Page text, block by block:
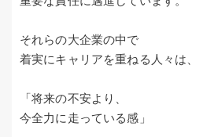
それらの大企業の中で
着実にキャリアを重ねる人々は、
「将来の不安より、
今全力に走っている感」